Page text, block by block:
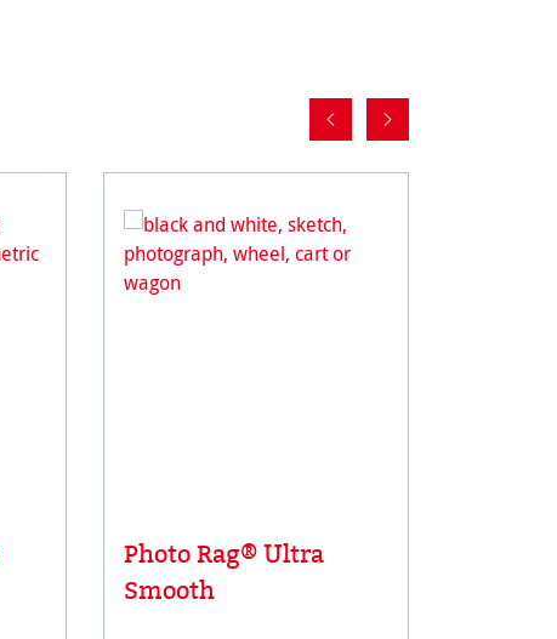
Photo Rag® Ultra
Smooth